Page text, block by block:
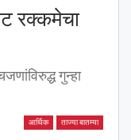
रक्कमेचा
गुन्हा
आर्थिक ताज्या बातम्या